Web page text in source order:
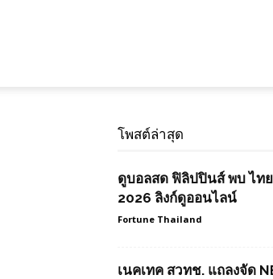
โพสต์ล่าสุด
ดูบอลสด ฟิลิปปินส์ พบ ไท
2026 ลิงก์ดูออนไลน์
Fortune Thailand
เนคเทค สวทช. แถลงจัด